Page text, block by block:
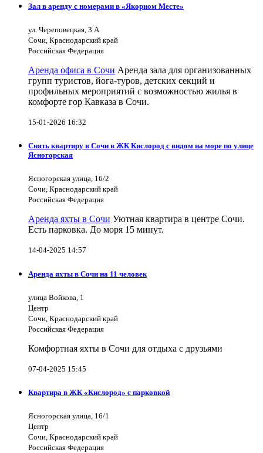
Зал в аренду с номерами в «Якорном Месте»
ул. Череповецкая, 3 А
Сочи, Краснодарский край
Российская Федерация
Аренда офиса в Сочи Аренда зала для организованных
групп туристов, йога-туров, детских секций и
профильных мероприятий с возможностью жилья в
комфорте гор Кавказа в Сочи.
15-01-2026 16:32
Снять квартиру в Сочи в ЖК Кислород с видом на море по улице
Ясногорская
Ясногорская улица, 16/2
Сочи, Краснодарский край
Российская Федерация
Аренда яхты в Сочи Уютная квартира в центре Сочи.
Есть парковка. До моря 15 минут.
14-04-2025 14:57
Аренда яхты в Сочи на 11 человек
улица Войкова, 1
Центр
Сочи, Краснодарский край
Российская Федерация
Комфортная яхты в Сочи для отдыха с друзьями
07-04-2025 15:45
Квартира в ЖК «Кислород» с парковкой
Ясногорская улица, 16/1
Центр
Сочи, Краснодарский край
Российская Федерация